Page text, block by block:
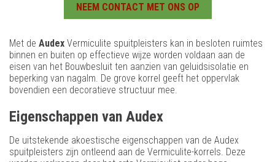
NEEM CONTACT MET ONS OP
Met de Audex Vermiculite spuitpleisters kan in besloten ruimtes
binnen en buiten op effectieve wijze worden voldaan aan de
eisen van het Bouwbesluit ten aanzien van geluidsisolatie en
beperking van nagalm. De grove korrel geeft het oppervlak
bovendien een decoratieve structuur mee.
Eigenschappen van Audex
De uitstekende akoestische eigenschappen van de Audex
spuitpleisters zijn ontleend aan de Vermiculite-korrels. Deze